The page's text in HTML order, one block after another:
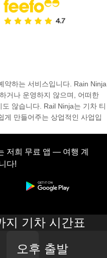
약하는 서비스입니다. Rain Ninja
거나 운영하지 않으며, 어떠한
않습니다. Rail Ninja는 기차 티
게 만들어주는 상업적인 사업입
저희 무료 앱 — 여행 계
다!
지 기차 시간표
오후 출발